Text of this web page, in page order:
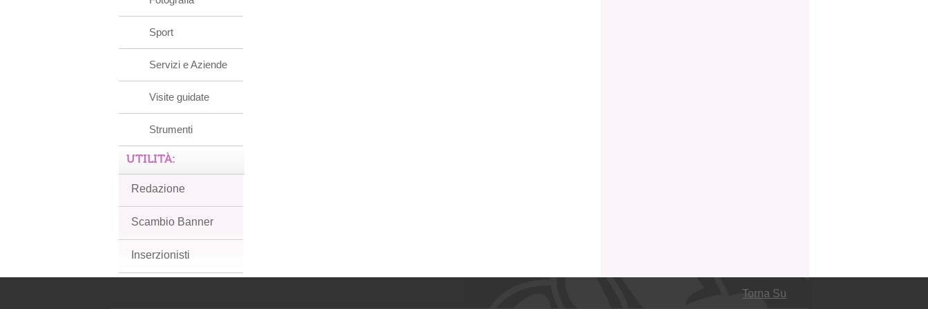
Sport
Servizi e Aziende
Visite guidate
Strumenti
UTILITÀ:
Redazione
Scambio Banner
Inserzionisti
Torna Su